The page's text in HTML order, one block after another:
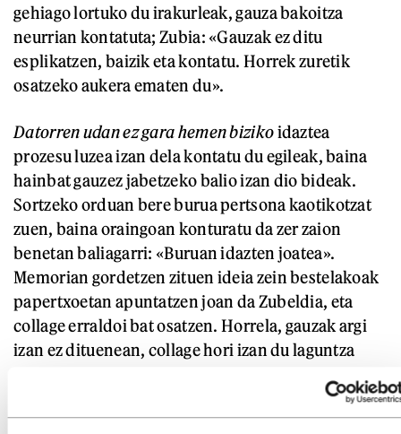
gehiago lortuko du irakurleak, gauza bakoitza
neurrian kontatuta; Zubia: «Gauzak ez ditu
esplikatzen, baizik eta kontatu. Horrek zuretik
osatzeko aukera ematen du».
Datorren udan ez gara hemen bizikoidaztea
prozesu luzea izan dela kontatu du egileak, baina
hainbat gauzez jabetzeko balio izan dio bideak.
Sortzeko orduan bere burua pertsona kaotikotzat
zuen, baina oraingoan konturatu da zer zaion
benetan baliagarri: «Buruan idazten joatea».
Memorian gordetzen zituen ideia zein bestelakoak
papertxoetan apuntatzen joan da Zubeldia, eta
collage erraldoi bat osatzen. Horrela, gauzak argi
izan ez dituenean, collage hori izan du laguntza